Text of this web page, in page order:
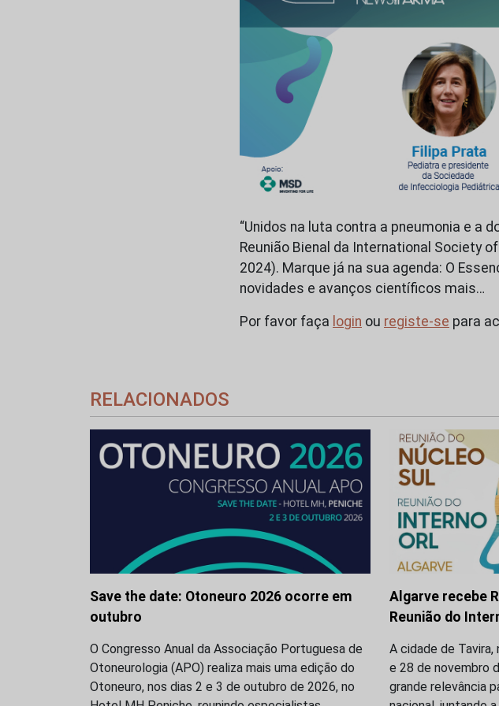
“Unidos na luta contra a pneumonia e a
Reunião Bienal da International Society
2024). Marque já na sua agenda: O
novidades e avanços científicos mais…
Por favor faça login ou registe-se para
RELACIONADOS
Save the date: Otoneuro 2026 ocorre em
outubro
O Congresso Anual da Associação Portuguesa de
Otoneurologia (APO) realiza mais uma edição do
Otoneuro, nos dias 2 e 3 de outubro de 2026, no
Algarve recebe
Reunião do
A cidade de Tavira,
e 28 de novembro
grande relevância